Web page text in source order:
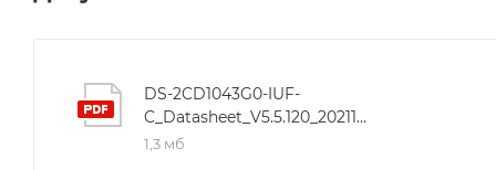
DS-2CD1043G0-IUF-
C_Datasheet_V5.5.120_20211223
1,3 мб